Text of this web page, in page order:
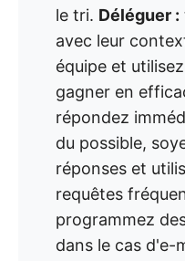
le tri. Déléguer :
avec leur
équipe et
gagner en
répondez
du possible,
réponses et
requêtes
programmez
dans le cas d'e-